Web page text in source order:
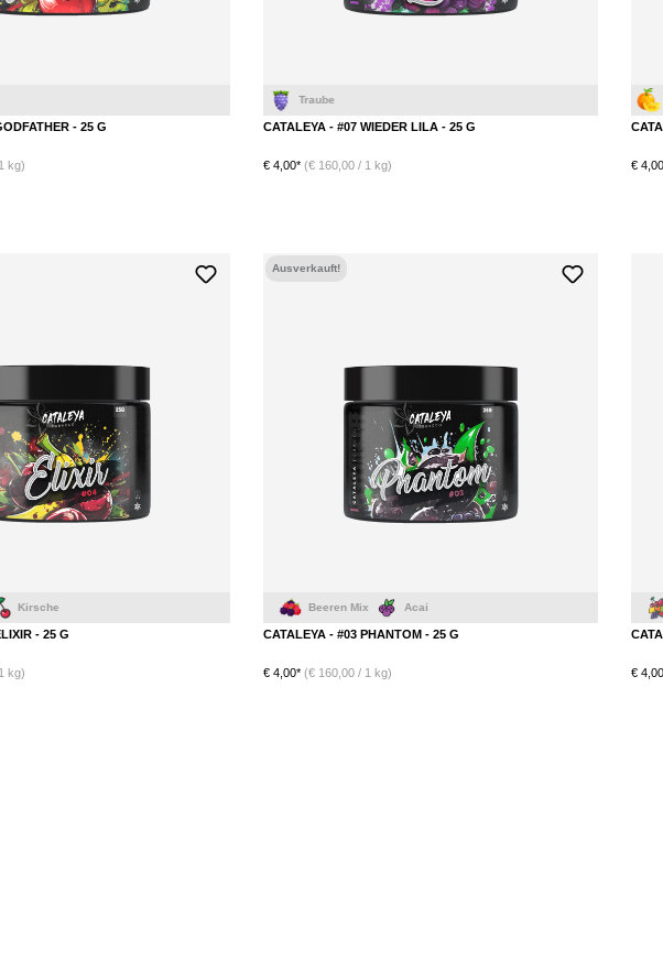
- 25 G
kg)
CATALEYA - #07 WIEDER LILA - 25 G
€ 4,00* (€ 160,00 / 1 kg) €
- 25 G
kg)
Ausverkauft!
Beeren Mix Acai
CATALEYA - #03 PHANTOM - 25 G
€ 4,00* (€ 160,00 / 1 kg)
€